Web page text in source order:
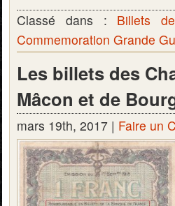
Classé dans : Billets
Commemoration Grande
Les billets des
Mâcon et de
mars 19th, 2017 | Faire un